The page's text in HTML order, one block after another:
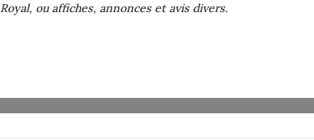
ou affiches, annonces et avis divers.